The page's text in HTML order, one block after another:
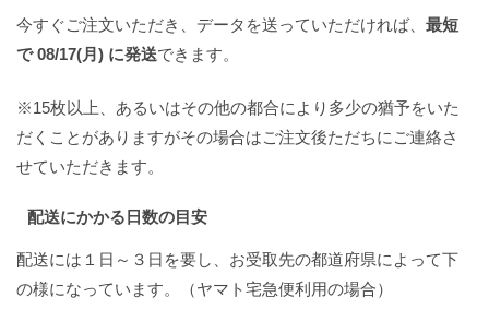
今すぐご注文いただき、データを送っていただければ、 最短
で 08/17(月) に発送できます。
※15枚以上、あるいはその他の都合により多少の猶予をいた
だくことがありますがその場合はご注文後ただちにご連絡さ
せていただきます。
配送にかかる日数の目安
配送には１日～３日を要し、お受取先の都道府県によって下
の様になっています。（ヤマト宅急便利用の場合）